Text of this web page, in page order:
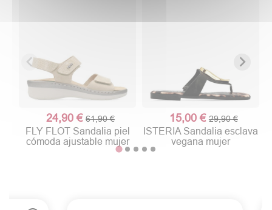
24,90 €61,90 €
FLY FLOT Sandalia piel
cómoda ajustable mujer
15,00 € 29,90 €
ISTERIA Sandalia esclava
vegana mujer